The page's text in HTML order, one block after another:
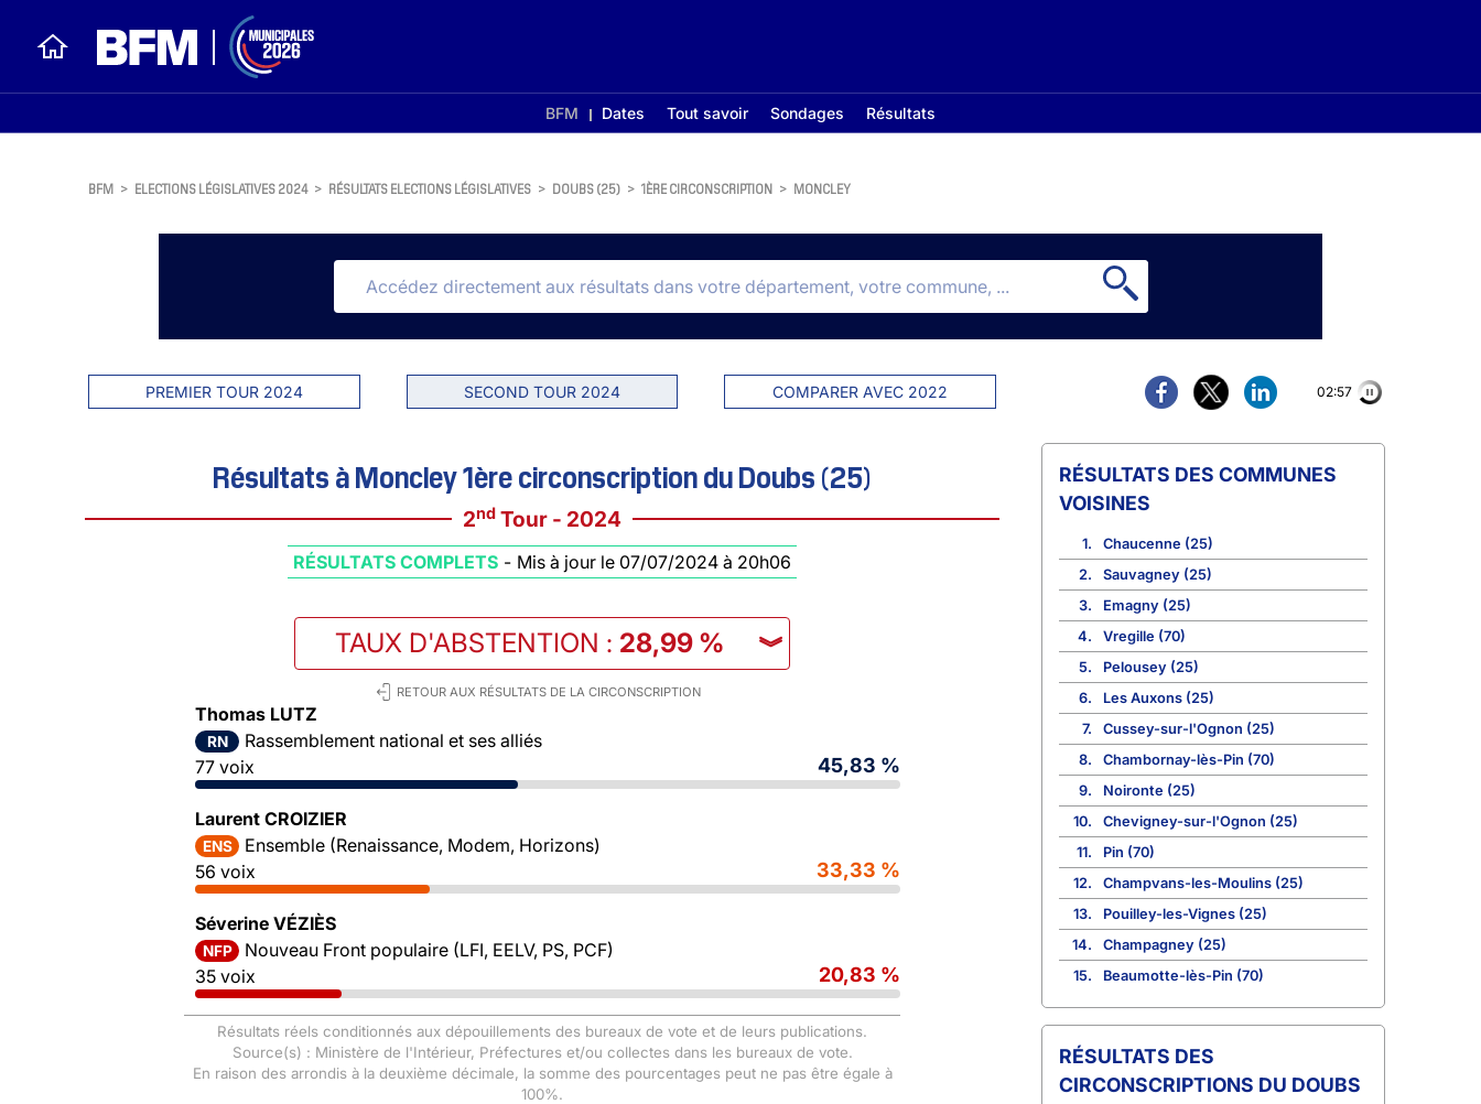
BFM Dates Tout savoir Sondages Résultats
BFM > ELECTIONS LÉGISLATIVES 2024 > RÉSULTATS ELECTIONS LÉGISLATIVES > DOUBS (25) > 1ÈRE CIRCONSCRIPTION > MONCLEY
PREMIER TOUR 2024 SECOND TOUR 2024 COMPARER AVEC 2022 02:56
Résultats à Moncley 1ère circonscription du Doubs (25)
2nd Tour - 2024
RÉSULTATS COMPLETS - Mis à jour le 07/07/2024 à 20h06
TAUX D'ABSTENTION : 28,99 % ︾
RETOUR AUX RÉSULTATS DE LA CIRCONSCRIPTION
Thomas LUTZ
RN
Rassemblement national et ses alliés
77 voix
45,83 %
Laurent CROIZIER
ENS
Ensemble (Renaissance, Modem, Horizons)
56 voix
33,33 %
Séverine VÉZIÈS
NFP
Nouveau Front populaire (LFI, EELV, PS, PCF)
35 voix
20,83 %
Résultats réels conditionnés aux dépouillements des bureaux de vote et de leurs publications.
Source(s) : Ministère de l'Intérieur, Préfectures et/ou collectes dans les bureaux de vote.
En raison des arrondis à la deuxième décimale, la somme des pourcentages peut ne pas être égale à
100%.
COMMUNES
VOISINES
1.
Chaucenne (25)
2.
Sauvagney (25)
3.
Emagny (25)
4.
Vregille (70)
5.
Pelousey (25)
6.
Les Auxons (25)
7.
Cussey-sur-l'Ognon (25)
8.
Chambornay-lès-Pin (70)
9.
Noironte (25)
10.
Chevigney-sur-l'Ognon (25)
11.
Pin (70)
12.
Champvans-les-Moulins (25)
13.
Pouilley-les-Vignes (25)
14.
Champagney (25)
15.
Beaumotte-lès-Pin (70)
CIRCONSCRIPTIONS DU DOUBS